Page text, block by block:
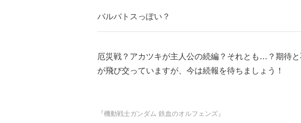
バルバトスっぽい？
厄災戦？アカツキが主人公の続編？それとも…？期待
が飛び交っていますが、今は続報を待ちましょう！
『機動戦士ガンダム 鉄血のオルフェンズ』